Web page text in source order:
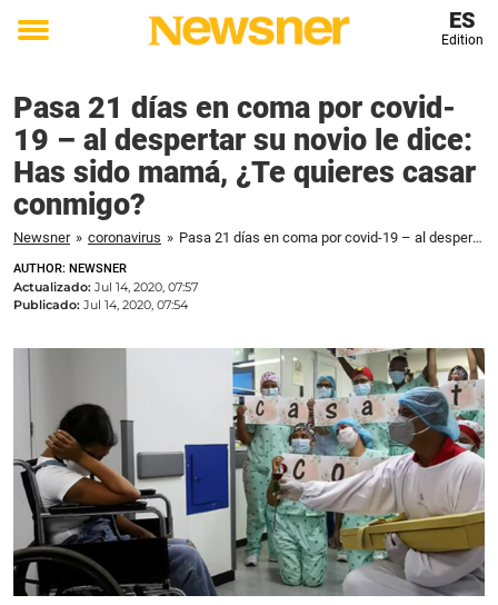
Toggle
ES
Edition
Pasa 21 días en coma por covid-
19 – al despertar su novio le dice:
Has sido mamá, ¿Te quieres casar
conmigo?
Newsner » coronavirus » Pasa 21 días en coma por covid-19 – al despertar su novio le dice: Has sido mamá, ¿Te quieres casar conmigo?
AUTHOR: NEWSNER
Actualizado: Jul 14, 2020, 07:57
Publicado: Jul 14, 2020, 07:54